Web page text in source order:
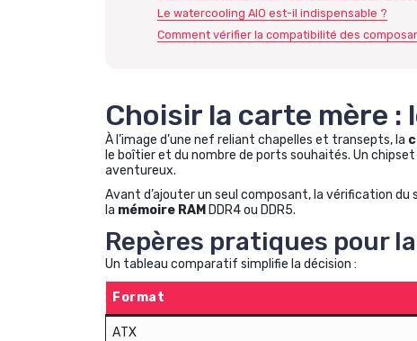
Le watercooling AIO est-il indispensable ?
Comment vérifier la compatibilité des
Choisir la carte mère :
À l’image d’une nef reliant chapelles et transepts, la
le boîtier et du nombre de ports souhaités. Un
aventureux.
Avant d’ajouter un seul composant, la vérification
la mémoire RAM DDR4 ou DDR5.
Repères pratiques pour
Un tableau comparatif simplifie la décision :
Format
ATX